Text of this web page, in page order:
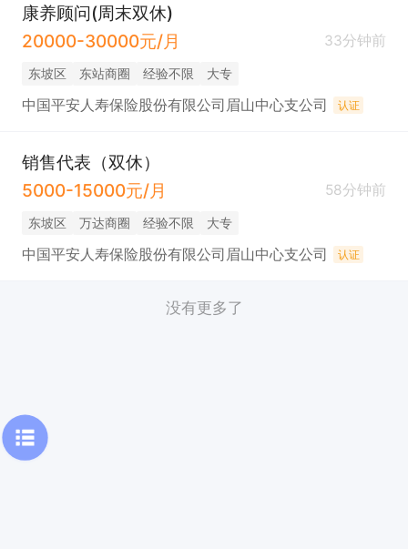
康养顾问(周末双休)
20000-30000元/月
33分钟前
东坡区 东站商圈 经验不限 大专
中国平安人寿保险股份有限公司眉山中心支公司 认证
销售代表（双休）
5000-15000元/月
58分钟前
东坡区 万达商圈 经验不限 大专
中国平安人寿保险股份有限公司眉山中心支公司 认证
没有更多了